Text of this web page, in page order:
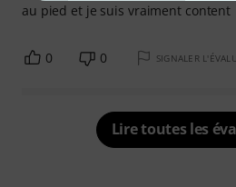
au pied et je suis vraiment content
0 0 SIGNALER
Lire toutes les